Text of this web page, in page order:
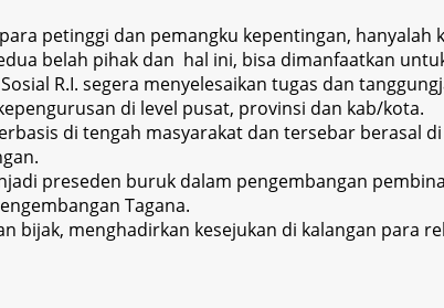
petinggi dan pemangku kepentingan, hanyalah
belah pihak dan hal ini, bisa dimanfaatkan
R.I. segera menyelesaikan tugas dan
di level pusat, provinsi dan kab/kota.
di tengah masyarakat dan tersebar
preseden buruk dalam pengembangan
Tagana.
bijak, menghadirkan kesejukan di kalangan para